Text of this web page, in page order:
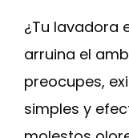
¿Tu lavadora
arruina el
preocupes,
simples y